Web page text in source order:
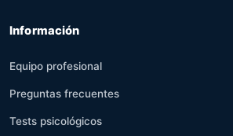
Información
Equipo profesional
Preguntas frecuentes
Tests psicológicos